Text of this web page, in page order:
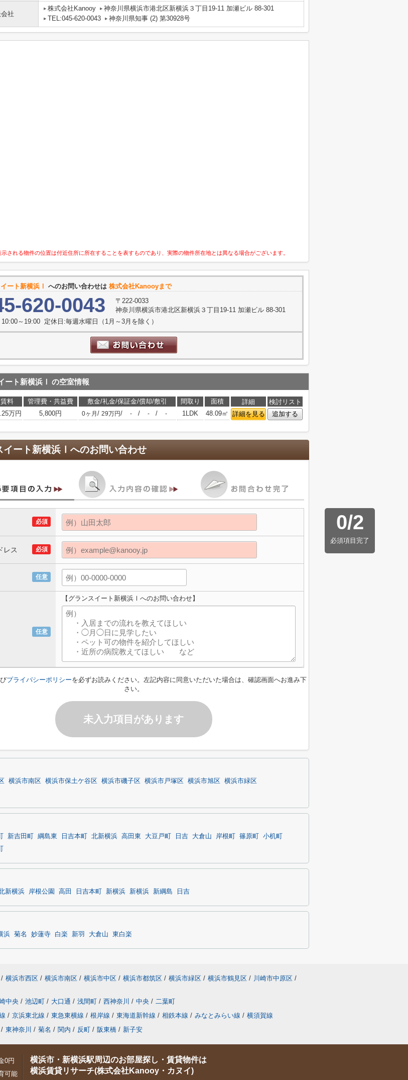
社
株式会社Kanooy
神奈川県横浜市港北区新横浜３丁目19-11 加瀬ビル 88-301
TEL:045-620-0043
神奈川県知事 (2) 第30928号
される物件の位置は付近住所に所在することを表すものであり、実際の物件所在地とは異なる場合がございます。
ート新横浜Ⅰ へのお問い合わせは 株式会社Kanooyまで
620-0043
〒222-0033
神奈川県横浜市港北区新横浜３丁目19-11 加瀬ビル 88-301
10:00～19:00 定休日:毎週水曜日（1月～3月を除く）
ート新横浜Ⅰ の空室情報
賃料 管理費・共益費 敷金/礼金/保証金/償却/敷引 間取り 面積 詳細
検討リスト
万円 5,800円 0ヶ月 / 29万円/ - / - / - 1LDK 48.09㎡ 詳細を見る 追加する
イート新横浜Ⅰ へのお問い合わせ
0/2
必須項目完了
必須
必須
レス
任意
任意
【グランスイート新横浜Ⅰへのお問い合わせ】
プライバシーポリシーを必ずお読みください。左記内容に同意いただいた場合は、確認画面へお進み下
さい。
未入力項目があります
横浜市南区 横浜市保土ケ谷区 横浜市磯子区 横浜市戸塚区 横浜市旭区
横浜市緑区
新吉田町 綱島東 日吉本町 北新横浜 高田東 大豆戸町 日吉 大倉山 岸根町 篠原町
小机町
新横浜 岸根公園 高田 日吉本町 新横浜 新横浜 新綱島 日吉
浜 菊名 妙蓮寺 白楽 新羽 大倉山 東白楽
/ 横浜市西区 / 横浜市南区 / 横浜市中区 / 横浜市都筑区 / 横浜市緑区 / 横浜市鶴見区 / 川崎市中原区 /
中央 / 池辺町 / 大口通 / 浅間町 / 西神奈川 / 中央 / 二葉町
/ 京浜東北線 / 東急東横線 / 根岸線 / 東海道新幹線 / 相鉄本線 / みなとみらい線 / 横須賀線
/ 東神奈川 / 菊名 / 関内 / 反町 / 阪東橋 / 新子安
0円
可能
横浜市・新横浜駅周辺のお部屋探し・賃貸物件は
横浜賃貸リサーチ(株式会社Kanooy・カヌイ)